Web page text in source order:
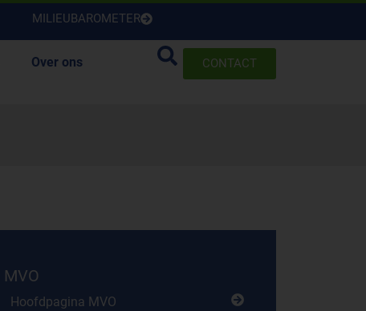
MILIEUBAROMETER
Over ons CONTACT
MVO
Hoofdpagina MVO